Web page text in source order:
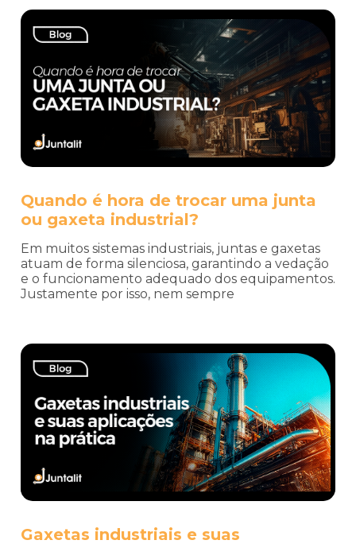
Quando é hora de trocar uma junta
ou gaxeta industrial?
Em muitos sistemas industriais, juntas e gaxetas
atuam de forma silenciosa, garantindo a vedação
e o funcionamento adequado dos equipamentos.
Justamente por isso, nem sempre
Gaxetas industriais e suas